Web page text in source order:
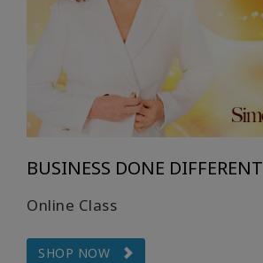
BUSINESS DONE DIFFERENT
Online Class
SHOP NOW